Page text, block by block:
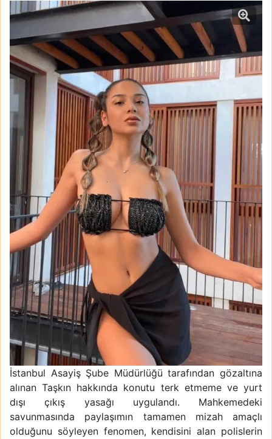
İstanbul Asayiş Şube Müdürlüğü tarafından gözaltına
alınan Taşkın hakkında konutu terk etmeme ve yurt
dışı çıkış yasağı uygulandı. Mahkemedeki
savunmasında paylaşımın tamamen mizah amaçlı
olduğunu söyleyen fenomen, kendisini alan polislerin